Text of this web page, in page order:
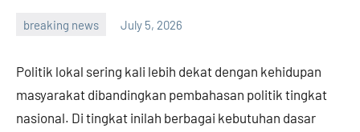
breaking news July 5, 2026
Politik lokal sering kali lebih dekat dengan kehidupan
masyarakat dibandingkan pembahasan politik tingkat
nasional. Di tingkat inilah berbagai kebutuhan dasar